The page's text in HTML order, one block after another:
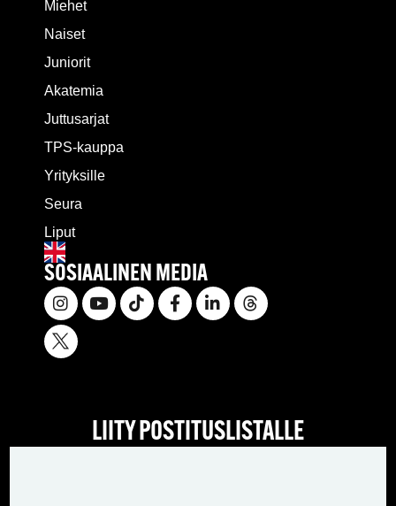
Miehet
Naiset
Juniorit
Akatemia
Juttusarjat
TPS-kauppa
Yrityksille
Seura
Liput
SOSIAALINEN MEDIA
LIITY POSTITUSLISTALLE